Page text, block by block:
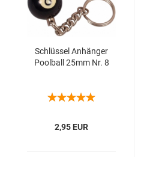
Schlüs­sel An­hän­ger
Pool­ball 25mm Nr. 8
2,95 EUR